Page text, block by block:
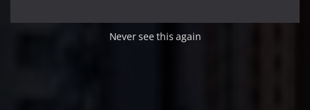
Never see this again